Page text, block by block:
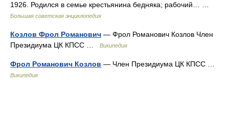
1926. Родился в семье крестьянина бедняка; рабочий… …
Большая советская энциклопедия
Козлов Фрол Романович — Фрол Романович Козлов Член
Президиума ЦК КПСС …
Википедия
Фрол Романович Козлов — Член Президиума ЦК КПСС …
Википедия